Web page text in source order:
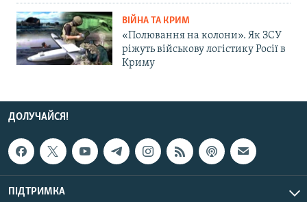
ВІЙНА ТА КРИМ
«Полювання на колони». Як ЗСУ
ріжуть військову логістику Росії в
Криму
ДОЛУЧАЙСЯ!
ПІДТРИМКА